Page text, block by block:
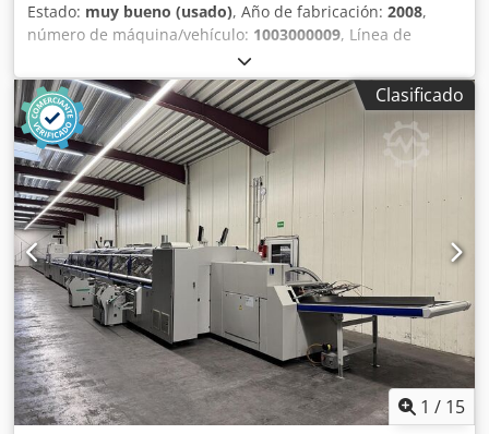
Estado: muy bueno (usado), Año de fabricación: 2008,
número de máquina/vehículo: 1003000009, Línea de
acabado completa y totalmente automática para la
producción de libros, revistas, catálogos, etc.
Colacionadora con sistema de alimentación por banda de
vacío de 10 estaciones (incluida la separación por aire),
con máquina en línea DBM-350 para la confección de
folletos con grapado por hilo, plegado, corte y un doblador
de página cuadrada (Auto Spinemaster) con sistema de
apilamiento en la parte superior de la máquina. Incluye
sistema de alineación en línea. Panel de control digital con
mando táctil. Todos los dispositivos de seguridad. 230 V, 1
fase, 50/60 Hz. Tamaño mínimo/máximo del papel: 120 x
148 / 350 x 500 mm. Djdpfx Aqoztauxogsck Gramaje del
papel: 40 – 300 g/m². Velocidad: 5.000 – 10.000
juegos/hora.
Clasificado
1 / 15